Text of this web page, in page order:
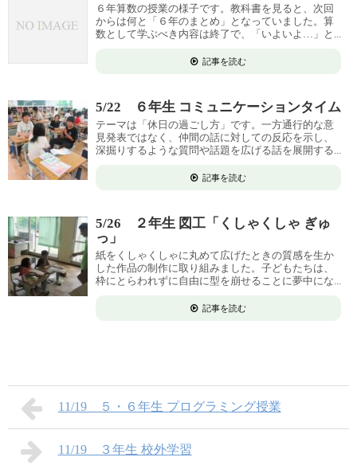
６年算数の授業の様子です。教科書を見ると、次回
からは何と「６年のまとめ」となっていました。算
数として学ぶべき内容は終了で、「いよいよ…」と...
記事を読む
5/22 ６年生 コミュニケーションタイム
テーマは「休日の過ごし方」です。一方通行的な意
見発表ではなく、仲間の話に対しての反応を示し、
深掘りするような質問や話題を広げる話を展開する...
記事を読む
5/26 ２年生 図工「くしゃくしゃ ぎゅ
っ」
紙をくしゃくしゃに丸めて広げたときの質感を生か
した作品の制作に取り組みました。子どもたちは、
枠にとらわれずに自由に型を崩せることに夢中にな...
記事を読む
11/19 ５・６年生 プログラミング授業
11/19 ３年生 校外学習